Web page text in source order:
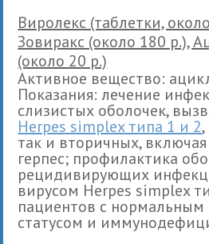
Виролекс (таблетки,
Зовиракс (около 180 р.),
(около 20 р.)
Активное вещество:
Показания: лечение
слизистых оболочек,
Herpes simplex типа 1 и 2
так и вторичных,
герпес; профилактика
рецидивирующих
вирусом Herpes simplex
пациентов с
статусом и